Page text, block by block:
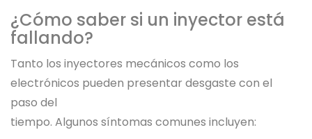
¿Cómo saber si un inyector está
fallando?
Tanto los inyectores mecánicos como los
electrónicos pueden presentar desgaste con el
paso del
tiempo. Algunos síntomas comunes incluyen: